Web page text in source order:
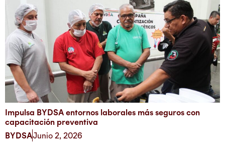
Impulsa BYDSA entornos laborales más seguros con
capacitación preventiva
BYDSAJunio 2, 2026